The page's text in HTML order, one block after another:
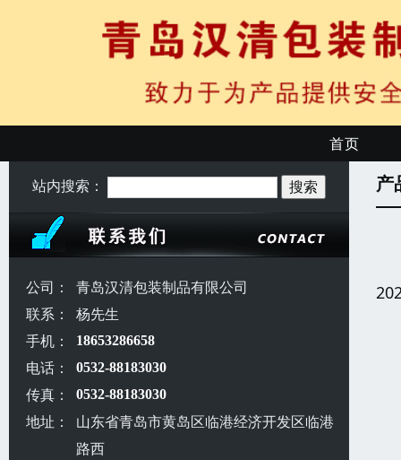
首页
站内搜索：
公司：
青岛汉清包装制品有限公司
联系：
杨先生
手机：
18653286658
电话： 0532-88183030
传真： 0532-88183030
地址：
山东省青岛市黄岛区临港经济开发区临港
路西
产